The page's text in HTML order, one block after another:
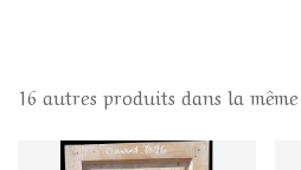
16 autres produits dans la